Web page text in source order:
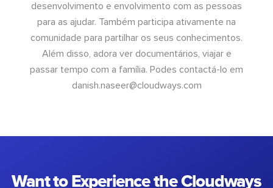
desenvolvimento e envolvimento com as pessoas
para as ajudar. Também participa ativamente na
comunidade para partilhar os seus conhecimentos.
Além disso, adora ver documentários, viajar e
passar tempo com a família. Podes contactá-lo em
danish.naseer@cloudways.com
Want to Experience the Cloudways